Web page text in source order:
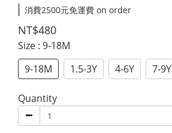
消費2500元免運費 on order
NT$480
Size : 9-18M
9-18M
1.5-3Y 4-6Y 7-9Y
Quantity